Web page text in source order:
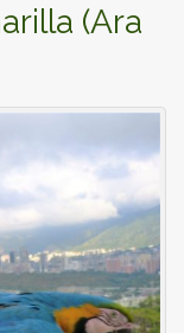
(Ara